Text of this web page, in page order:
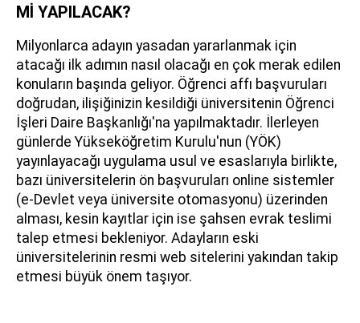
Mİ YAPILACAK?
Milyonlarca adayın yasadan yararlanmak için
atacağı ilk adımın nasıl olacağı en çok merak edilen
konuların başında geliyor. Öğrenci affı başvuruları
doğrudan, ilişiğinizin kesildiği üniversitenin Öğrenci
İşleri Daire Başkanlığı'na yapılmaktadır. İlerleyen
günlerde Yükseköğretim Kurulu'nun (YÖK)
yayınlayacağı uygulama usul ve esaslarıyla birlikte,
bazı üniversitelerin ön başvuruları online sistemler
(e-Devlet veya üniversite otomasyonu) üzerinden
alması, kesin kayıtlar için ise şahsen evrak teslimi
talep etmesi bekleniyor. Adayların eski
üniversitelerinin resmi web sitelerini yakından takip
etmesi büyük önem taşıyor.